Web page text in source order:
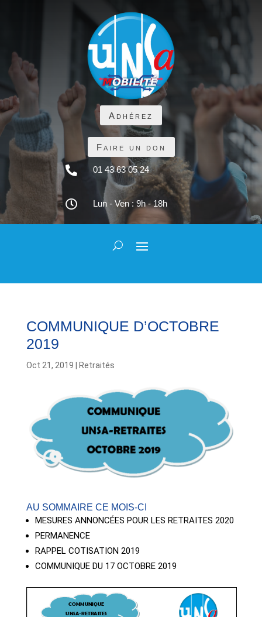
Adhérez
Faire un don
 01 43 63 05 24
 Lun - Ven : 9h - 18h
COMMUNIQUE D’OCTOBRE
2019
Oct 21, 2019 Retraités
AU SOMMAIRE CE MOIS-CI
MESURES ANNONCÉES POUR LES RETRAITES 2020
PERMANENCE
RAPPEL COTISATION 2019
COMMUNIQUE DU 17 OCTOBRE 2019